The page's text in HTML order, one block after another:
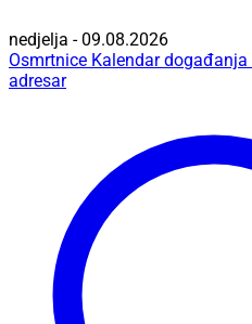
nedjelja - 09.08.2026
Osmrtnice Kalendar događanja
adresar